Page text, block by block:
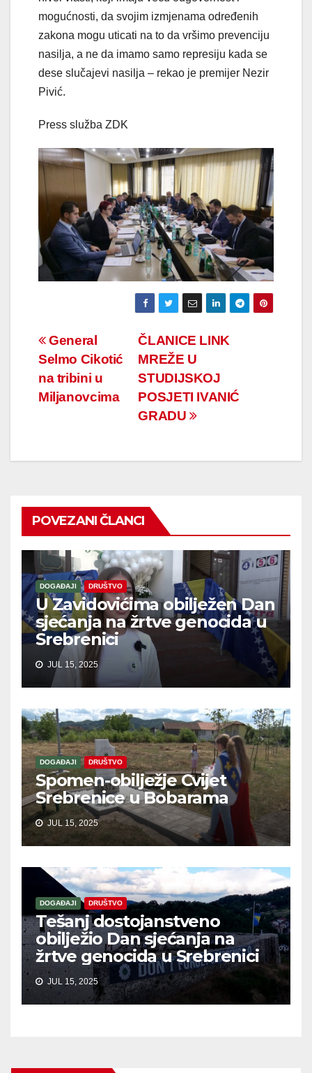
mogućnosti, da svojim izmjenama određenih
zakona mogu uticati na to da vršimo prevenciju
nasilja, a ne da imamo samo represiju kada se
dese slučajevi nasilja – rekao je premijer Nezir
Pivić.
Press služba ZDK
Navigacija
članaka
ČLANICE LINK
MREŽE U
STUDIJSKOJ
POSJETI IVANIĆ
GRADU
General
Selmo Cikotić
na tribini u
Miljanovcima
POVEZANI ČLANCI
DOGAĐAJI DRUŠTVO
U Zavidovićima obilježen Dan
sjećanja na žrtve genocida u
Srebrenici
JUL 15, 2025
DOGAĐAJI DRUŠTVO
Spomen-obilježje Cvijet
Srebrenice u Bobarama
JUL 15, 2025
DOGAĐAJI DRUŠTVO
Tešanj dostojanstveno
obilježio Dan sjećanja na
žrtve genocida u Srebrenici
JUL 15, 2025